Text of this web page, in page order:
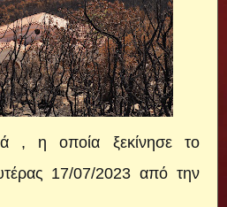
, η οποία ξεκίνησε το
17/07/2023 από την